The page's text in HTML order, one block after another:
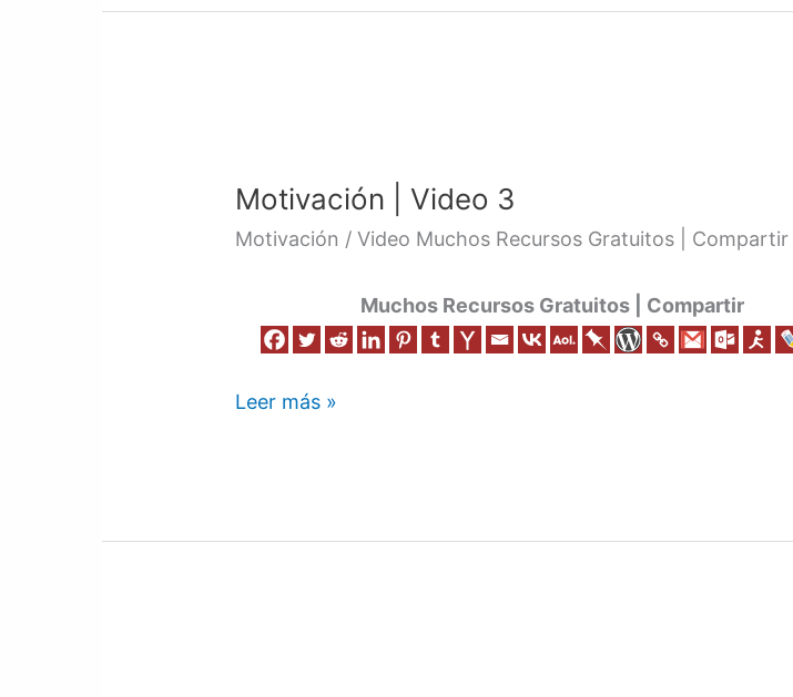
Motivación | Video 3
Motivación / Video Muchos Recursos Gratuitos | Compartir
Muchos Recursos Gratuitos | Compartir
Video
3
Leer más »